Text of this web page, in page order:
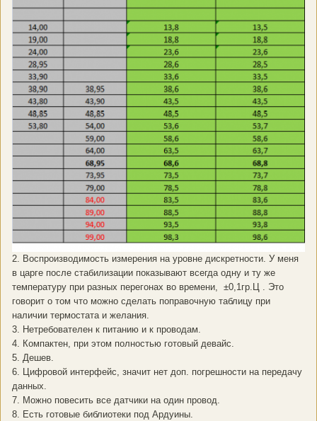
2. Воспроизводимость измерения на уровне дискретности. У меня
в царге после стабилизации показывают всегда одну и ту же
температуру при разных перегонах во времени, ±0,1гр.Ц . Это
говорит о том что можно сделать поправочную таблицу при
наличии термостата и желания.
3. Нетребователен к питанию и к проводам.
4. Компактен, при этом полностью готовый девайс.
5. Дешев.
6. Цифровой интерфейс, значит нет доп. погрешности на передачу
данных.
7. Можно повесить все датчики на один провод.
8. Есть готовые библиотеки под Ардуины.